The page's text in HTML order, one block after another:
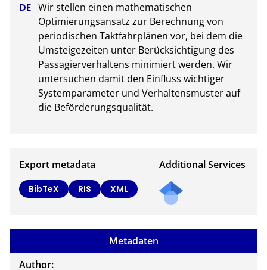
Wir stellen einen mathematischen
Optimierungsansatz zur Berechnung von
periodischen Taktfahrplänen vor, bei dem die
Umsteigezeiten unter Berücksichtigung des
Passagierverhaltens minimiert werden. Wir
untersuchen damit den Einfluss wichtiger
Systemparameter und Verhaltensmuster auf
die Beförderungsqualität.
Export metadata
BibTeX RIS XML
Additional Services
Metadaten
Author: